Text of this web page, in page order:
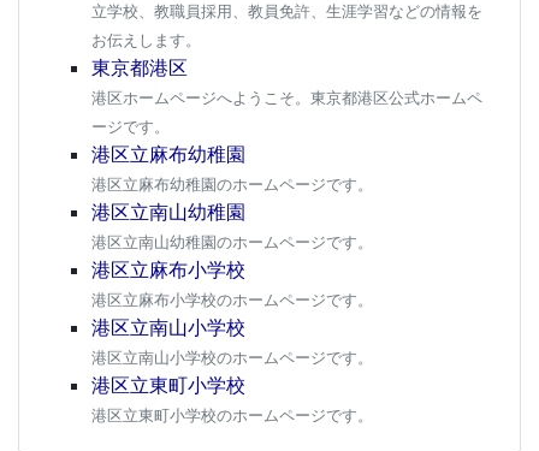
立学校、教職員採用、教員免許、生涯学習などの情報を
お伝えします。
東京都港区
港区ホームページへようこそ。東京都港区公式ホームペ
ージです。
港区立麻布幼稚園
港区立麻布幼稚園のホームページです。
港区立南山幼稚園
港区立南山幼稚園のホームページです。
港区立麻布小学校
港区立麻布小学校のホームページです。
港区立南山小学校
港区立南山小学校のホームページです。
港区立東町小学校
港区立東町小学校のホームページです。